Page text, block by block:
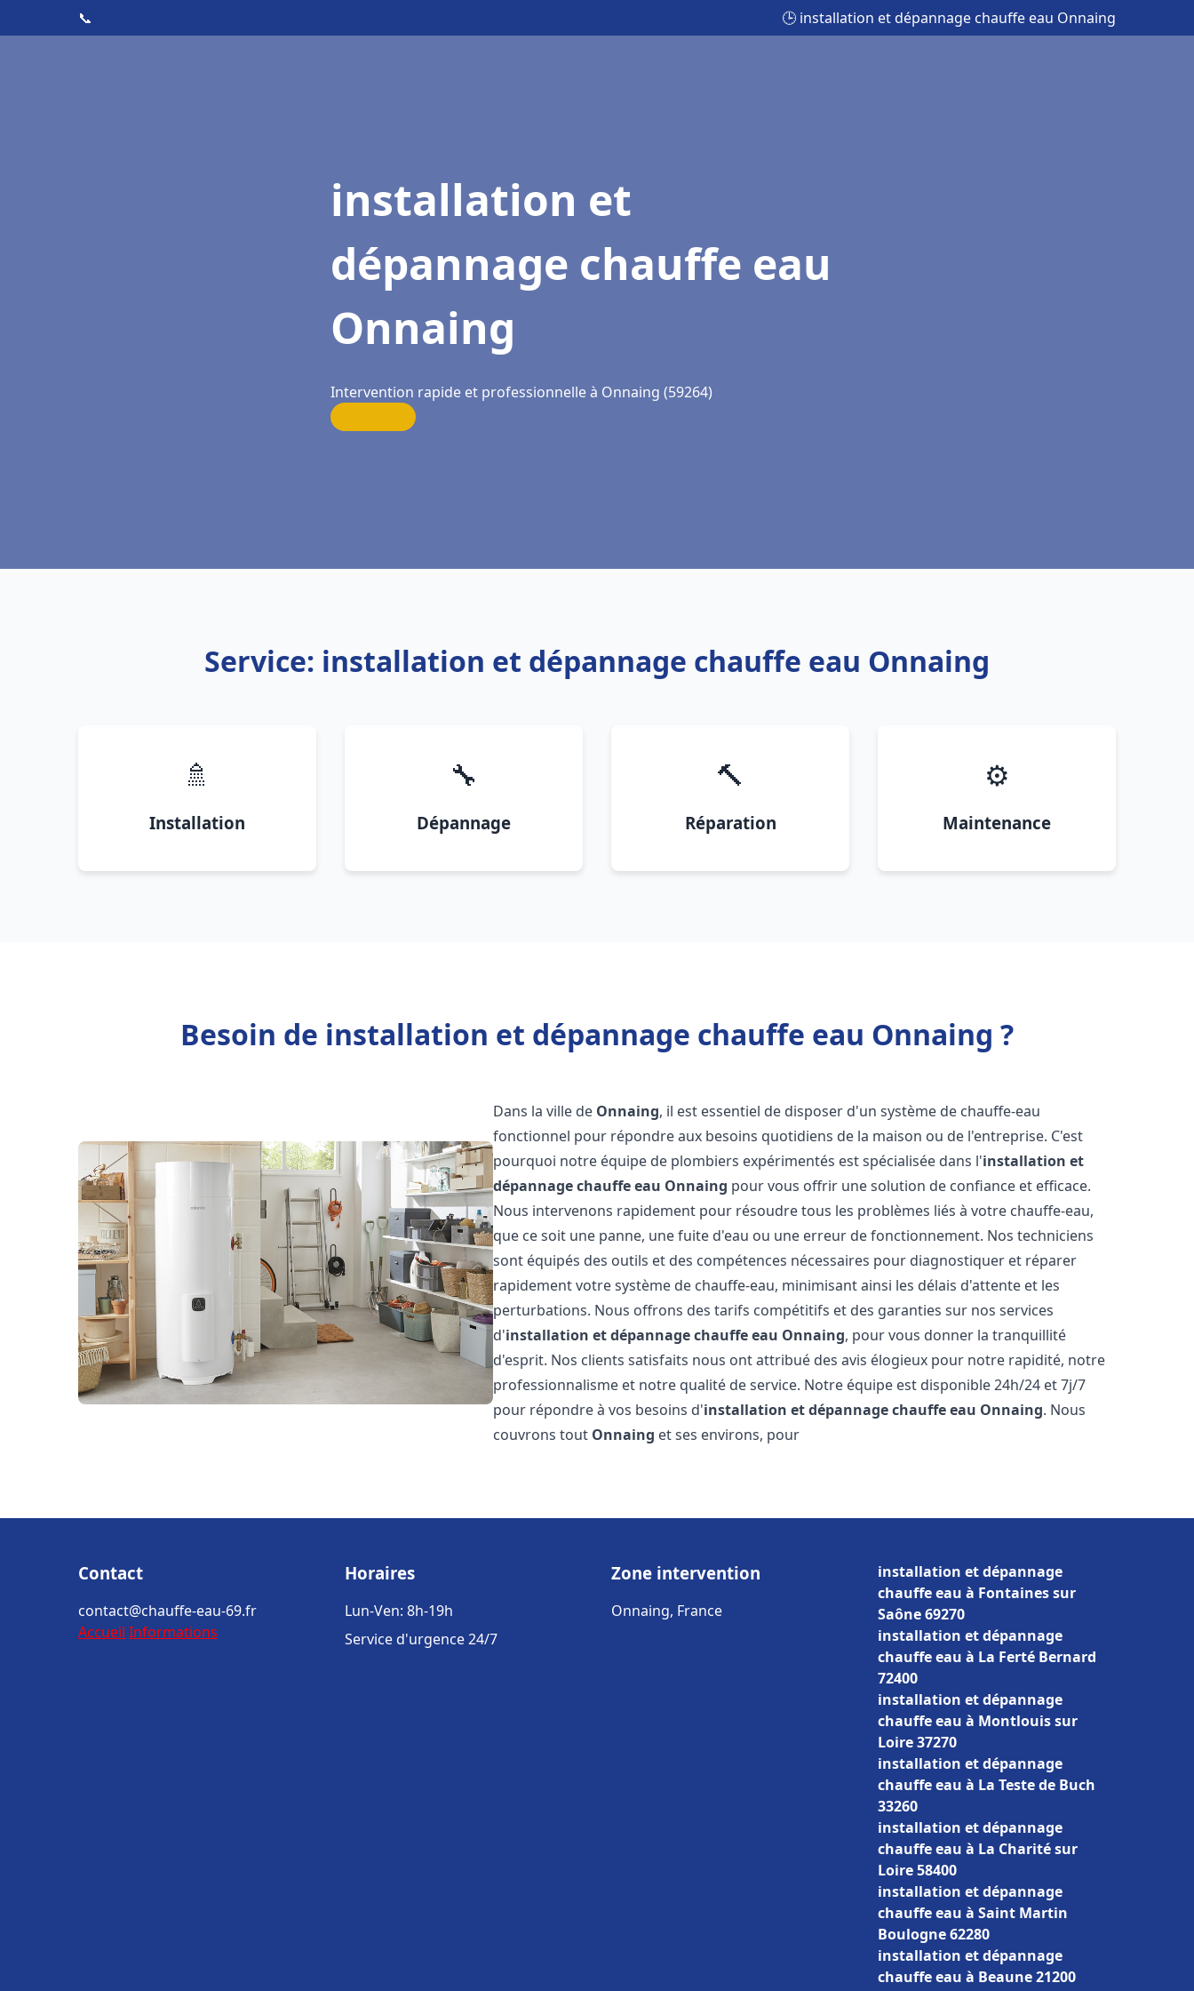
📞 🕒 installation et dépannage chauffe eau Onnaing
installation et
dépannage chauffe eau
Onnaing
Intervention rapide et professionnelle à Onnaing (59264)
Service: installation et dépannage chauffe eau Onnaing
🚿
Installation
🔧
Dépannage
🔨
Réparation
⚙️
Maintenance
Besoin de installation et dépannage chauffe eau Onnaing ?
Dans la ville de Onnaing, il est essentiel de disposer d'un système de chauffe-eau
fonctionnel pour répondre aux besoins quotidiens de la maison ou de l'entreprise. C'est
pourquoi notre équipe de plombiers expérimentés est spécialisée dans l'installation et
dépannage chauffe eau Onnaing pour vous offrir une solution de confiance et efficace.
Nous intervenons rapidement pour résoudre tous les problèmes liés à votre chauffe-eau,
que ce soit une panne, une fuite d'eau ou une erreur de fonctionnement. Nos techniciens
sont équipés des outils et des compétences nécessaires pour diagnostiquer et réparer
rapidement votre système de chauffe-eau, minimisant ainsi les délais d'attente et les
perturbations. Nous offrons des tarifs compétitifs et des garanties sur nos services
d'installation et dépannage chauffe eau Onnaing, pour vous donner la tranquillité
d'esprit. Nos clients satisfaits nous ont attribué des avis élogieux pour notre rapidité, notre
professionnalisme et notre qualité de service. Notre équipe est disponible 24h/24 et 7j/7
pour répondre à vos besoins d'installation et dépannage chauffe eau Onnaing. Nous
couvrons tout Onnaing et ses environs, pour
Contact
contact@chauffe-eau-69.fr
Accueil Informations
Horaires
Lun-Ven: 8h-19h
Service d'urgence 24/7
Zone intervention
Onnaing, France
installation et dépannage
chauffe eau à Fontaines sur
Saône 69270
installation et dépannage
chauffe eau à La Ferté Bernard
72400
installation et dépannage
chauffe eau à Montlouis sur
Loire 37270
installation et dépannage
chauffe eau à La Teste de Buch
33260
installation et dépannage
chauffe eau à La Charité sur
Loire 58400
installation et dépannage
chauffe eau à Saint Martin
Boulogne 62280
installation et dépannage
chauffe eau à Beaune 21200